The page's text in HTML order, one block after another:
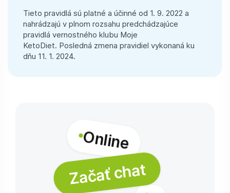
Tieto pravidlá sú platné a účinné od 1. 9. 2022 a
nahrádzajú v plnom rozsahu predchádzajúce
pravidlá vernostného klubu Moje
KetoDiet. Posledná zmena pravidiel vykonaná ku
dňu 11. 1. 2024.
Online
Začať chat